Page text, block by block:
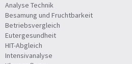
Analyse Technik
Besamung und Fruchtbarkeit
Betriebsvergleich
Eutergesundheit
HIT-Abgleich
Intensivanalyse